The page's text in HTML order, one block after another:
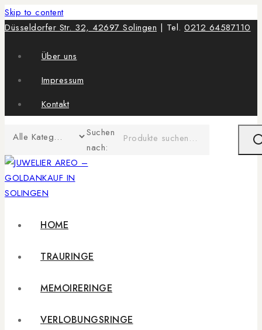
Skip to content
Düsseldorfer Str. 32, 42697 Solingen | Tel. 0212 64587110
Über uns
Impressum
Kontakt
Suchen
nach:
HOME
TRAURINGE
MEMOIRERINGE
VERLOBUNGSRINGE